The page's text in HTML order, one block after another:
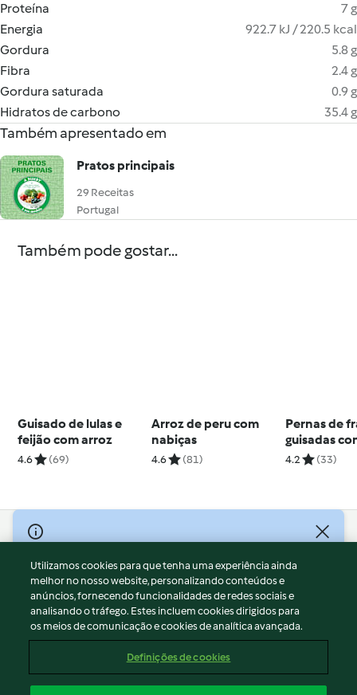
Proteína
7 g
Energia
922.7 kJ / 220.5 kcal
Gordura
5.8 g
Fibra
2.4 g
Gordura saturada
0.9 g
Hidratos de carbono
35.4 g
Também apresentado em
Pratos principais
29 Receitas
Portugal
Também pode gostar...
Guisado de lulas e
feijão com arroz
4.6 (69)
Arroz de peru com
nabiças
4.6 (81)
Pernas de
guisadas
4.2 (33)
© Copyright 2026
Termos de Utilização
Aviso sobre Proteção de Dados
Aviso
Apoio legal
Conteúdo do relatório
Utilizamos cookies para que tenha uma experiência ainda
melhor no nosso website, personalizando conteúdos e
anúncios, fornecendo funcionalidades de redes sociais e
analisando o tráfego. Estes incluem cookies dirigidos para
os meios de comunicação e cookies de analítica avançada.
Definições de cookies